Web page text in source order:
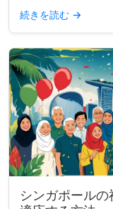
謝祭の延長などの理
フライデーを公式な...
続きを読む →
シンガポール